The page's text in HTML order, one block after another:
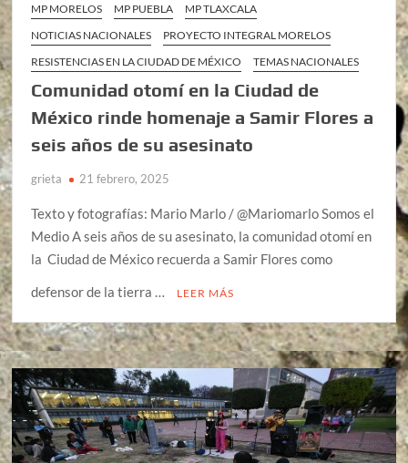
MP MORELOS
MP PUEBLA
MP TLAXCALA
NOTICIAS NACIONALES
PROYECTO INTEGRAL MORELOS
RESISTENCIAS EN LA CIUDAD DE MÉXICO
TEMAS NACIONALES
Comunidad otomí en la Ciudad de
México rinde homenaje a Samir Flores a
seis años de su asesinato
grieta 21 febrero, 2025
Texto y fotografías: Mario Marlo / @Mariomarlo Somos el
Medio A seis años de su asesinato, la comunidad otomí en
la Ciudad de México recuerda a Samir Flores como
defensor de la tierra …
LEER MÁS